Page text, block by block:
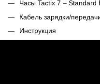
Часы Tactix 7 – Standard
Кабель зарядки/
Инструкция